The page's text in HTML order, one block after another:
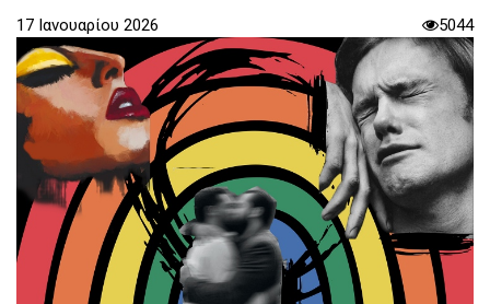
17 Ιανουαρίου 2026 5044